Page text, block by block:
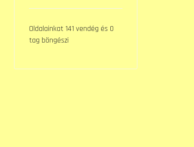
Oldalainkat 141 vendég és 0
tag böngészi